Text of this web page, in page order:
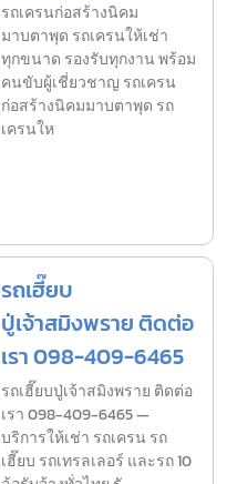
รถเครนก่อสร้างนิคม
มาบตาพุด รถเครนให้เช่า
ทุกขนาด รองรับทุกงาน พร้อม
คนขับผู้เชี่ยวชาญ รถเครน
ก่อสร้างนิคมมาบตาพุด รถ
เครนให
รถเฮี๊ยบ
ปู่เจ้าสมิงพราย ติดต่อ
เรา 098-409-6465
รถเฮี๊ยบปู่เจ้าสมิงพราย ติดต่อ
เรา 098-409-6465 —
บริการให้เช่า รถเครน รถ
เฮี๊ยบ รถเทรลเลอร์ และรถ 10